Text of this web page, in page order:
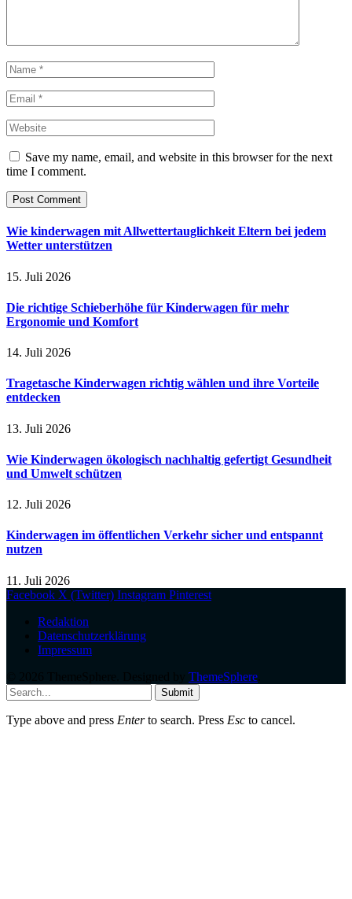
Save my name, email, and website in this browser for the next
time I comment.
Wie kinderwagen mit Allwettertauglichkeit Eltern bei jedem
Wetter unterstützen
15. Juli 2026
Die richtige Schieberhöhe für Kinderwagen für mehr
Ergonomie und Komfort
14. Juli 2026
Tragetasche Kinderwagen richtig wählen und ihre Vorteile
entdecken
13. Juli 2026
Wie Kinderwagen ökologisch nachhaltig gefertigt Gesundheit
und Umwelt schützen
12. Juli 2026
Kinderwagen im öffentlichen Verkehr sicher und entspannt
nutzen
11. Juli 2026
Facebook X (Twitter) Instagram Pinterest
Redaktion
Datenschutzerklärung
Impressum
ThemeSphere
Submit
Type above and press Enterto search. Press Esc to cancel.